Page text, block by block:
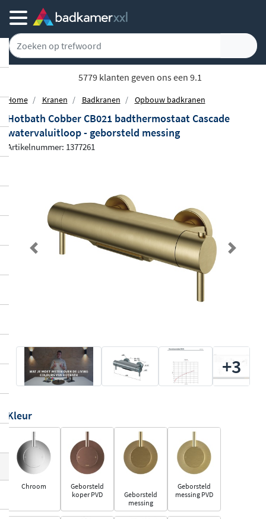
5779 klanten geven ons een 9.1
Home Kranen Badkranen Opbouw badkranen
Hotbath Cobber CB021 badthermostaat Cascade
watervaluitloop - geborsteld messing
Artikelnummer: 1377261
Previous Next
+3
Kleur
Chroom
Geborsteld
koper PVD
Geborsteld
messing
Geborsteld
messing PVD